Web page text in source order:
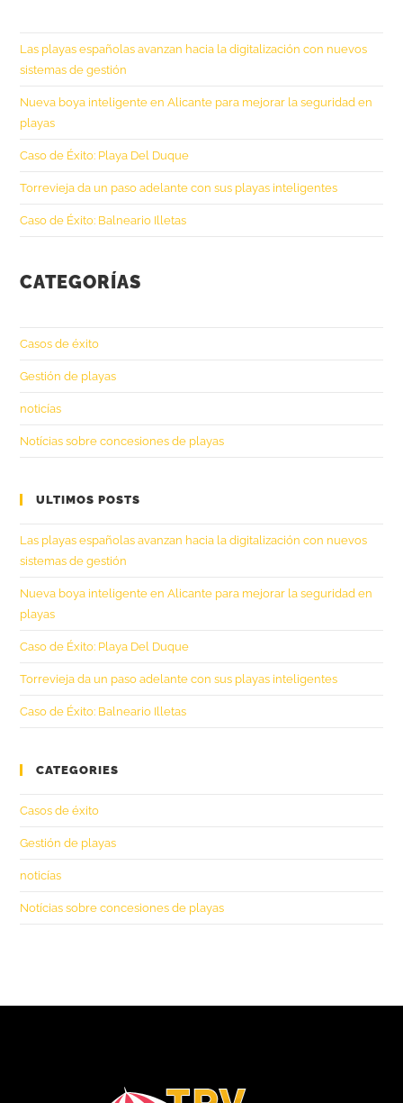
Las playas españolas avanzan hacia la digitalización con nuevos
sistemas de gestión
Nueva boya inteligente en Alicante para mejorar la seguridad en
playas
Caso de Éxito: Playa Del Duque
Torrevieja da un paso adelante con sus playas inteligentes
Caso de Éxito: Balneario Illetas
CATEGORÍAS
Casos de éxito
Gestión de playas
noticías
Notícias sobre concesiones de playas
ULTIMOS POSTS
Las playas españolas avanzan hacia la digitalización con nuevos
sistemas de gestión
Nueva boya inteligente en Alicante para mejorar la seguridad en
playas
Caso de Éxito: Playa Del Duque
Torrevieja da un paso adelante con sus playas inteligentes
Caso de Éxito: Balneario Illetas
CATEGORIES
Casos de éxito
Gestión de playas
noticías
Notícias sobre concesiones de playas